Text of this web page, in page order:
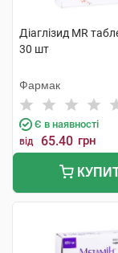
Діаглізид MR
30 шт
Фармак
Є в наявності
від 65.40 грн